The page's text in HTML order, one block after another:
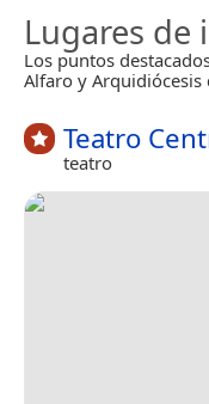
Lugares de
Los puntos
Alfaro y Arquidiócesis
Teatro
teatro